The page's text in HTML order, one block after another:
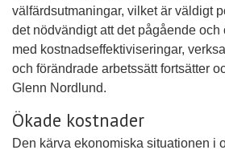
välfärdsutmaningar, vilket är väldigt
det nödvändigt att det pågående
med kostnadseffektiviseringar,
och förändrade arbetssätt fortsätter
Glenn Nordlund.
Ökade kostnader
Den kärva ekonomiska situationen i